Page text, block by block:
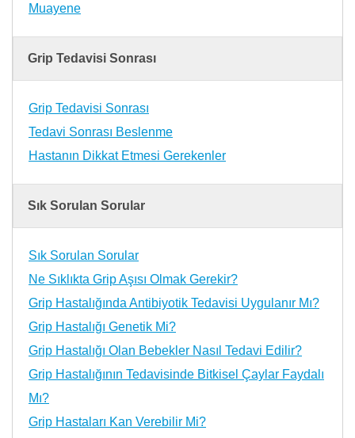
Muayene
Grip Tedavisi Sonrası
Grip Tedavisi Sonrası
Tedavi Sonrası Beslenme
Hastanın Dikkat Etmesi Gerekenler
Sık Sorulan Sorular
Sık Sorulan Sorular
Ne Sıklıkta Grip Aşısı Olmak Gerekir?
Grip Hastalığında Antibiyotik Tedavisi Uygulanır Mı?
Grip Hastalığı Genetik Mi?
Grip Hastalığı Olan Bebekler Nasıl Tedavi Edilir?
Grip Hastalığının Tedavisinde Bitkisel Çaylar Faydalı
Mı?
Grip Hastaları Kan Verebilir Mi?